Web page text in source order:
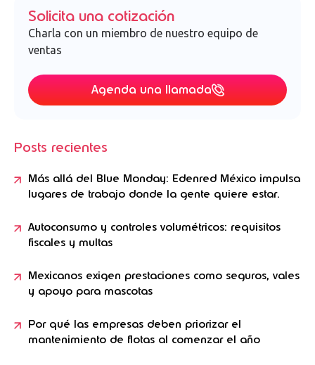
Solicita una cotización
Charla con un miembro de nuestro equipo de
ventas
Agenda una llamada
Posts recientes
Más allá del Blue Monday: Edenred México impulsa
lugares de trabajo donde la gente quiere estar.
Autoconsumo y controles volumétricos: requisitos
fiscales y multas
Mexicanos exigen prestaciones como seguros, vales
y apoyo para mascotas
Por qué las empresas deben priorizar el
mantenimiento de flotas al comenzar el año